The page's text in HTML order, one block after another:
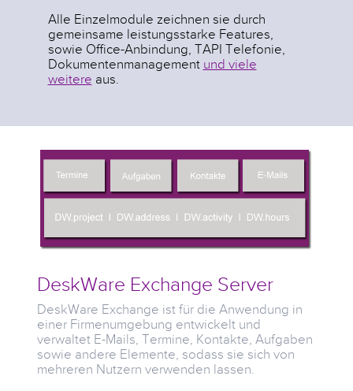
Alle Einzelmodule zeichnen sie durch
gemeinsame leistungsstarke Features,
sowie Office-Anbindung, TAPI Telefonie,
Dokumentenmanagement und viele
weitere aus.
DeskWare Exchange Server
DeskWare Exchange ist für die Anwendung in
einer Firmenumgebung entwickelt und
verwaltet E-Mails, Termine, Kontakte, Aufgaben
sowie andere Elemente, sodass sie sich von
mehreren Nutzern verwenden lassen.